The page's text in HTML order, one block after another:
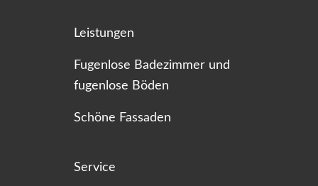
Leistungen
Fugenlose Badezimmer und
fugenlose Böden
Schöne Fassaden
Service